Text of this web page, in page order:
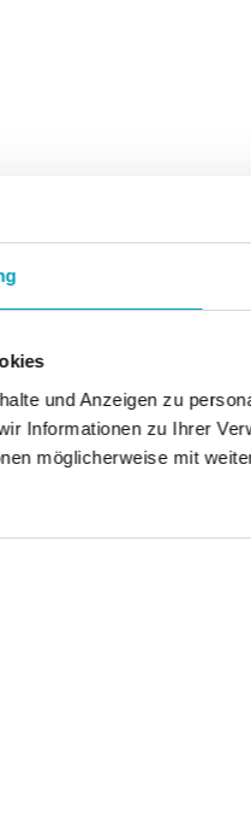
und Anzeigen zu
Informationen zu Ihrer
möglicherweise mit